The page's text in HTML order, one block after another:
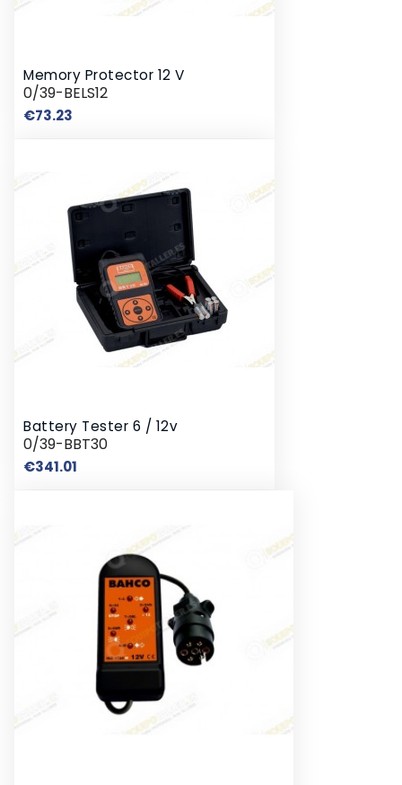
Memory Protector 12 V
0/39-BELS12
€73.23
Battery Tester 6 / 12v
0/39-BBT30
€341.01